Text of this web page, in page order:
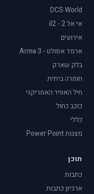
DCS World
אי אל 2 - il2
אירועים
ארמד אסולט - Arma 3
בלק שארק
חומרה ביתית
חיל האוויר האמריקני
כוכב כחול
כללי
מצגות Power Point
תוכן
כתבות
ארכיון כתבות